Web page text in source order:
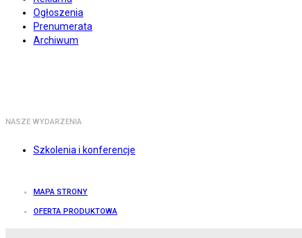
Ogłoszenia
Prenumerata
Archiwum
NASZE WYDARZENIA
Szkolenia i konferencje
MAPA STRONY
OFERTA PRODUKTOWA